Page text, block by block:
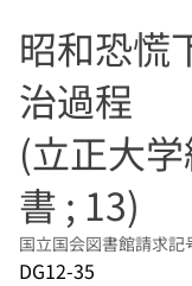
昭和恐慌
治過程
(立正大
書 ; 13)
国立国会図書館請求記
DG12-35